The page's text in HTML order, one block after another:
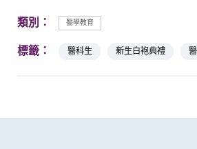
類別： 醫學教育
標籤： 醫科生 新生白袍典禮